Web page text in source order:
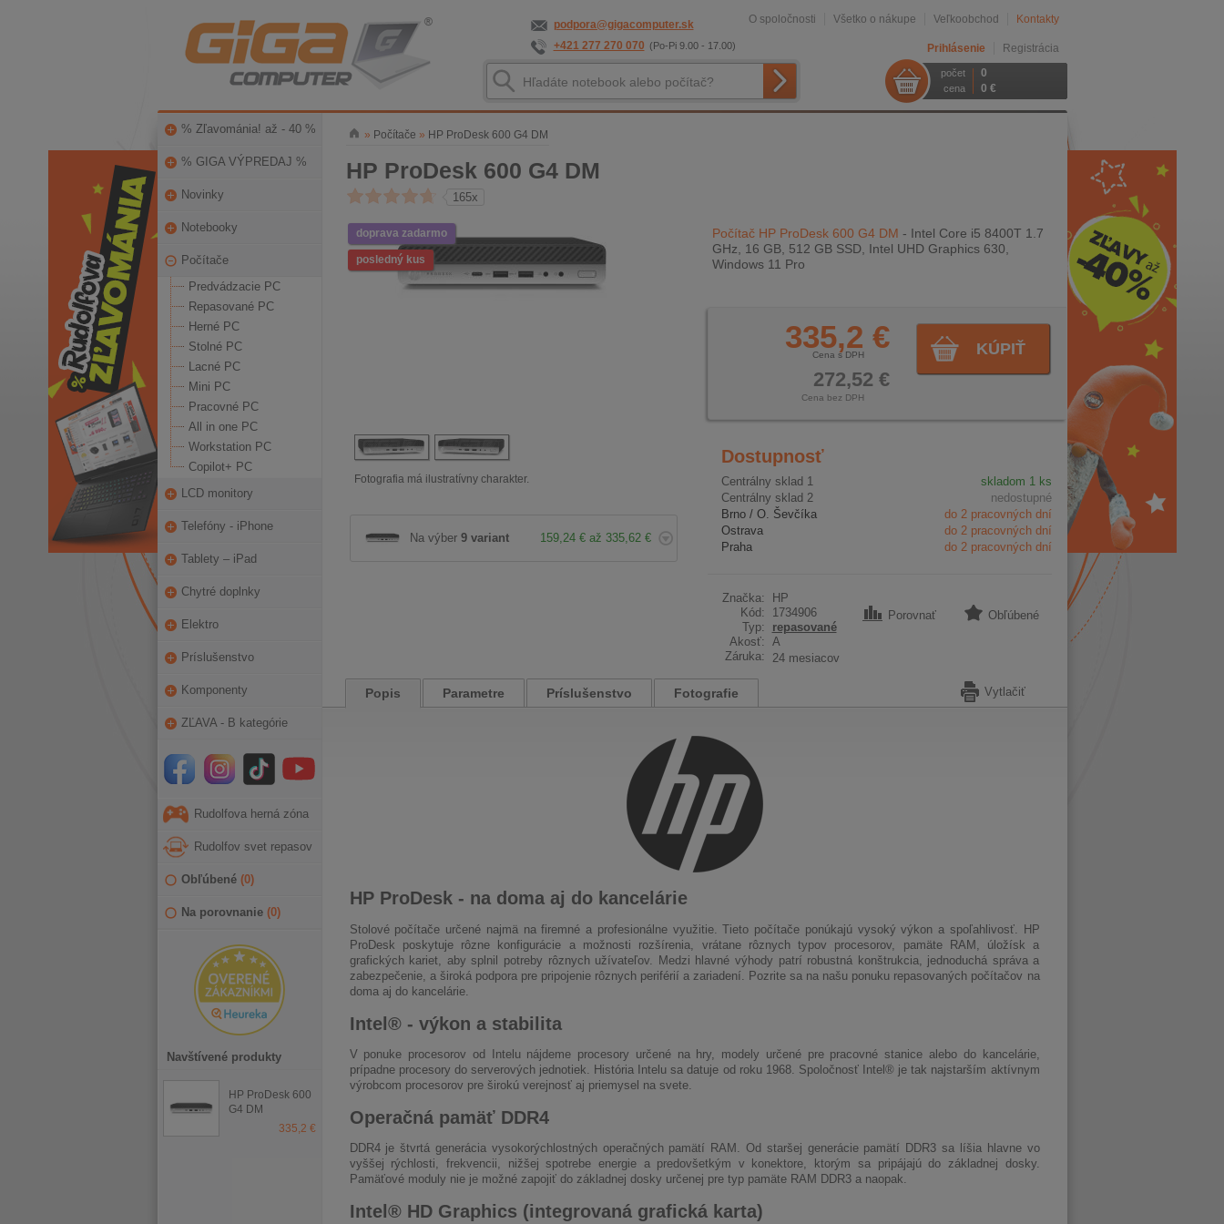
podpora@gigacomputer.sk
+421 277 270 070 (Po-Pi 9.00 - 17.00)
O spoločnosti Všetko o nákupe Veľkoobchod Kontakty
Prihlásenie Registrácia
počet 0
cena 0 €
% Zľavománia! až - 40 %
% GIGA VÝPREDAJ %
Novinky
Notebooky
Počítače
Predvádzacie PC
Repasované PC
Herné PC
Stolné PC
Lacné PC
Mini PC
Pracovné PC
All in one PC
Workstation PC
Copilot+ PC
LCD monitory
Telefóny - iPhone
Tablety – iPad
Chytré doplnky
Elektro
Príslušenstvo
Komponenty
ZĽAVA - B kategórie
Rudolfova herná zóna
Rudolfov svet repasov
Obľúbené (0)
Na porovnanie (0)
Navštívené produkty
HP ProDesk 600
G4 DM
335,2 €
» Počítače » HP ProDesk 600 G4 DM
HP ProDesk 600 G4 DM
165x
Počítač HP ProDesk 600 G4 DM - Intel Core i5 8400T 1.7
GHz, 16 GB, 512 GB SSD, Intel UHD Graphics 630,
Windows 11 Pro
KÚPIŤ
335,2 €
Cena s DPH
272,52 €
Cena bez DPH
Dostupnosť
Centrálny sklad 1
skladom 1 ks
Centrálny sklad 2
nedostupné
Brno / O. Ševčíka
do 2 pracovných dní
Ostrava
do 2 pracovných dní
Praha
do 2 pracovných dní
Značka:
HP
Kód:
1734906
Typ:
repasované
Akosť: A
Záruka:
24 mesiacov
Porovnať Obľúbené
doprava zadarmo
posledný kus
Fotografia má ilustratívny charakter.
Na výber 9 variant 159,24 € až 335,62 €
Popis Parametre Príslušenstvo Fotografie Vytlačiť
HP ProDesk - na doma aj do kancelárie
Stolové počítače určené najmä na firemné a profesionálne využitie. Tieto počítače ponúkajú vysoký výkon a spoľahlivosť. HP
ProDesk poskytuje rôzne konfigurácie a možnosti rozšírenia, vrátane rôznych typov procesorov, pamäte RAM, úložísk a
grafických kariet, aby splnil potreby rôznych užívateľov. Medzi hlavné výhody patrí robustná konštrukcia, jednoduchá správa a
zabezpečenie, a široká podpora pre pripojenie rôznych periférií a zariadení. Pozrite sa na našu ponuku repasovaných počítačov na
doma aj do kancelárie.
Intel® - výkon a stabilita
V ponuke procesorov od Intelu nájdeme procesory určené na hry, modely určené pre pracovné stanice alebo do kancelárie,
prípadne procesory do serverových jednotiek. História Intelu sa datuje od roku 1968. Spoločnosť Intel® je tak najstarším aktívnym
výrobcom procesorov pre širokú verejnosť aj priemysel na svete.
Operačná pamäť DDR4
DDR4 je štvrtá generácia vysokorýchlostných operačných pamätí RAM. Od staršej generácie pamätí DDR3 sa líšia hlavne vo
vyššej rýchlosti, frekvencii, nižšej spotrebe energie a predovšetkým v konektore, ktorým sa pripájajú do základnej dosky.
Pamäťové moduly nie je možné zapojiť do základnej dosky určenej pre typ pamäte RAM DDR3 a naopak.
Intel® HD Graphics (integrovaná grafická karta)